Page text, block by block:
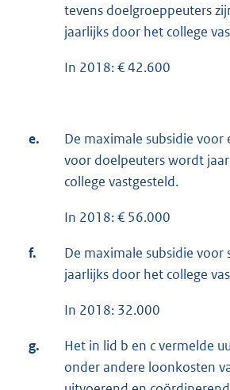
tevens doelgroeppeuters
jaarlijks door het college
In 2018: € 42.600
e.
De maximale subsidie voor
voor doelpeuters wordt
college vastgesteld.
In 2018: € 56.000
f.
De maximale subsidie
jaarlijks door het college
In 2018: 32.000
g.
Het in lid b en c vermelde
onder andere loonkosten